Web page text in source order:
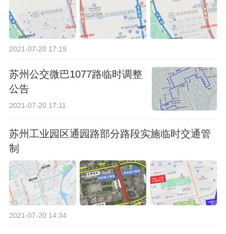
2021-07-20 17:19
苏州公交微巴1077路临时调整
公告
2021-07-20 17:11
苏州工业园区通园路部分路段实施临时交通管
制
2021-07-20 14:34